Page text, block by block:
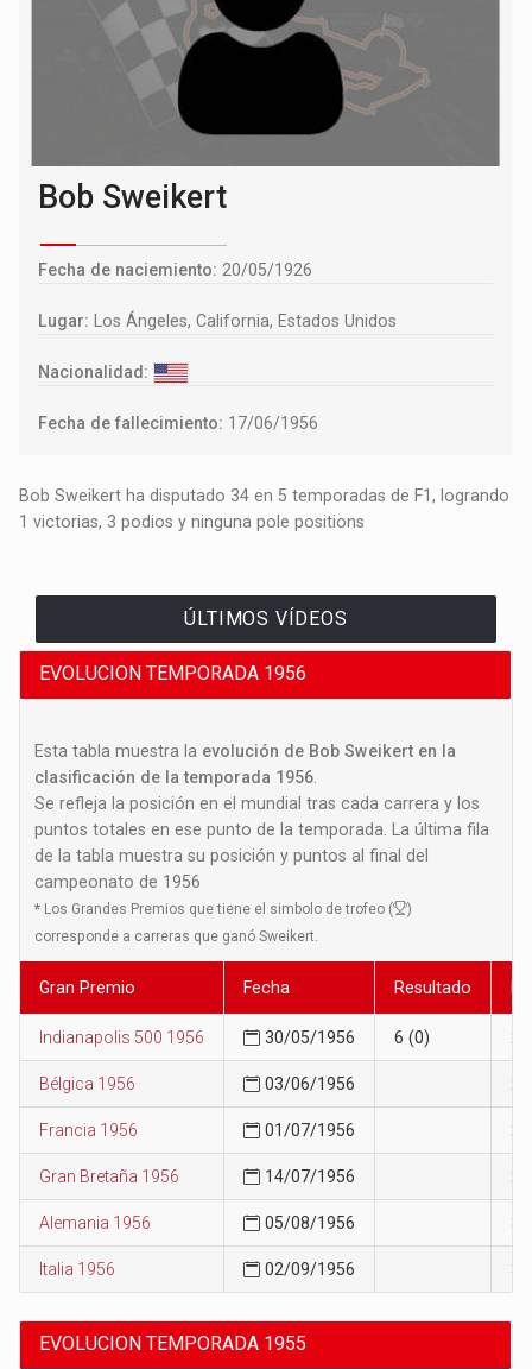
Bob Sweikert
Fecha de naciemiento: 20/05/1926
Lugar: Los Ángeles, California, Estados Unidos
Nacionalidad:
Fecha de fallecimiento: 17/06/1956
Bob Sweikert ha disputado 34 en 5 temporadas de F1, logrando
1 victorias, 3 podios y ninguna pole positions
ÚLTIMOS VÍDEOS
EVOLUCION TEMPORADA 1956
Esta tabla muestra la evolución de Bob Sweikert en la
clasificación de la temporada 1956
Se refleja la posición en el mundial tras cada carrera y los
puntos totales en ese punto de la temporada. La última fila
de la tabla muestra su posición y puntos al final del
campeonato de 1956
* Los Grandes Premios que tiene el simbolo de trofeo (
)
corresponde a carreras que ganó Sweikert.
Gran Premio Fecha Resultado
Indianapolis 500 1956 30/05/1956 6 (0) 21
Bélgica 1956 03/06/1956 25
Francia 1956 01/07/1956 26
Gran Bretaña 1956 14/07/1956 29
Alemania 1956 05/08/1956 30
Italia 1956 02/09/1956 32
EVOLUCION TEMPORADA 1955